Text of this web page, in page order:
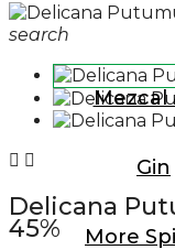
Mezcal
Gin
More
search
 
Delicana
45%